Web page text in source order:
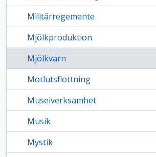
Militärregemente
Mjölkproduktion
Mjölkvarn
Motlutsflottning
Museiverksamhet
Musik
Mystik